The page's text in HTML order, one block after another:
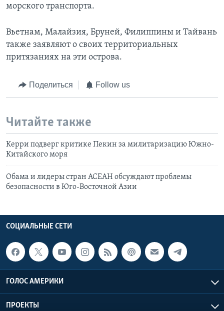
морского транспорта.
Вьетнам, Малайзия, Бруней, Филиппины и Тайвань
также заявляют о своих территориальных
притязаниях на эти острова.
Поделиться Follow us
Читайте также
Керри подверг критике Пекин за милитаризацию Южно-
Китайского моря
Обама и лидеры стран АСЕАН обсуждают проблемы
безопасности в Юго-Восточной Азии
СОЦИАЛЬНЫЕ СЕТИ
ГОЛОС АМЕРИКИ
ПРОЕКТЫ